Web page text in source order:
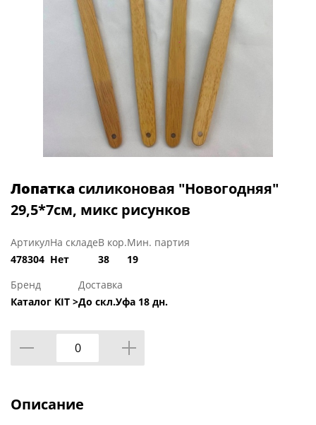
Лопатка силиконовая "Новогодняя"
29,5*7см, микс рисунков
Артикул
478304
На складе
Нет
В кор.
38
Мин. партия
19
Бренд
Каталог KIT >
Доставка
До скл.Уфа 18 дн.
Описание